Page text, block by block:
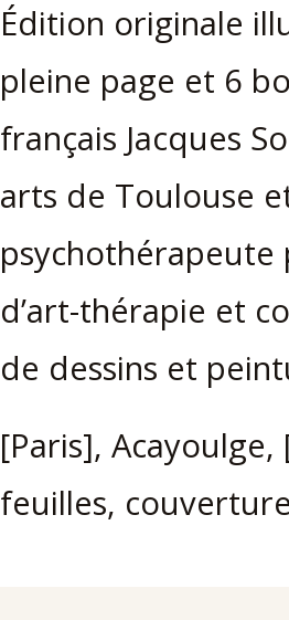
Édition originale
pleine page et 6
français Jacques
arts de Toulouse
psychothérapeute
d’art-thérapie et
de dessins et
[Paris],
feuilles,